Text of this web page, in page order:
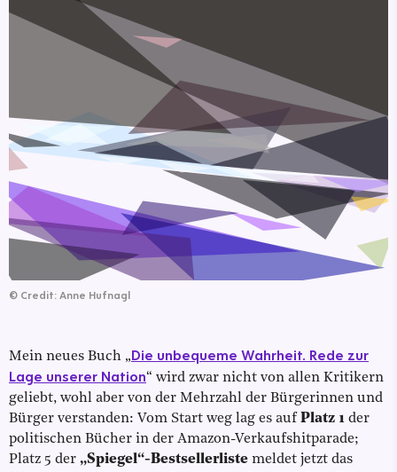
© Credit: Anne Hufnagl
Mein neues Buch „Die unbequeme Wahrheit. Rede zur
Lage unserer Nation“ wird zwar nicht von allen Kritikern
geliebt, wohl aber von der Mehrzahl der Bürgerinnen und
Bürger verstanden: Vom Start weg lag es auf Platz 1 der
politischen Bücher in der Amazon-Verkaufshitparade;
Platz 5 der „Spiegel“-Bestsellerliste meldet jetzt das